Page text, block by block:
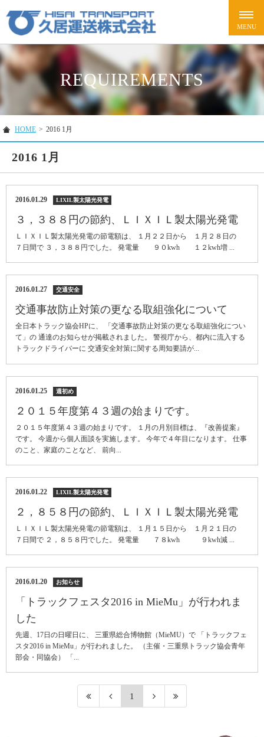
REQUIREMENTS
HOME > 2016 1月
2016 1月
2016.01.29 LIXIL製太陽光発電
３，３８８円の節約、ＬＩＸＩＬ製太陽光発電
ＬＩＸＩＬ製太陽光発電の節電額は、 １月２２日から １月２８日の
７日間で ３，３８８円でした。 発電量 ９０kwh １２kwh増 ...
2016.01.27 交通安全
交通事故防止対策の更なる取組強化について
全日本トラック協会HPに、 「交通事故防止対策の更なる取組強化につい
て」の 通達のお知らせが掲載されました。 警視庁から、都内に流入する
トラックドライバーに 交通安全対策に関する周知要請が...
2016.01.25 週初め
２０１５年度第４３週の始まりです。
２０１５年度第４３週の始まりです。 １月の月別目標は、『改善提案』
です。 今週から個人面談を実施します。 今年で４年目になります。 仕事
のこと、家庭のことなど、 前向...
2016.01.22 LIXIL製太陽光発電
２，８５８円の節約、ＬＩＸＩＬ製太陽光発電
ＬＩＸＩＬ製太陽光発電の節電額は、 １月１５日から １月２１日の
７日間で ２，８５８円でした。 発電量 ７８kwh ９kwh減 ...
2016.01.20 お知らせ
「トラックフェスタ2016 in MieMu」が行われま
した
先週、17日の日曜日に、 三重県総合博物館（MieMU）で 「トラックフェ
スタ2016 in MieMu」が行われました。 （主催・三重県トラック協会青年
部会・同協会） 「...
1